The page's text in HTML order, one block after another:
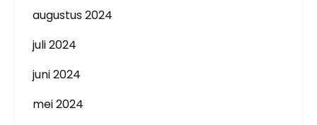
augustus 2024
juli 2024
juni 2024
mei 2024